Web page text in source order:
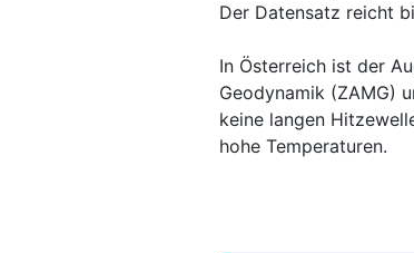
Der Datensatz reicht
In Österreich ist der
Geodynamik (ZAMG)
keine langen
hohe Temperaturen.